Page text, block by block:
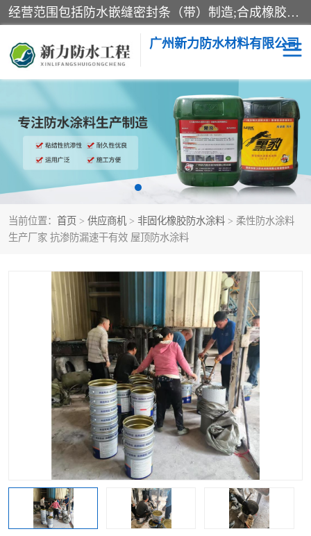
经营范围包括防水嵌缝密封条（带）制造;合成橡胶制造（监控化学品、危险化学品除外）;沥青混合物制造;防水胶粘带制造;其他合成材料制造（监控化学品、危险化学品除外）;涂料制造（监控化学品、危险化学品除外）;建筑结构防水补漏;防水建筑材料制造;粘合剂制造（监控化学品、危险化学品除外）;涂料零售;广州新力防水材料有限公司具有1处分支机构。
广州新力防水材料有限公司
当前位置： 首页 > 供应商机 > 非固化橡胶防水涂料 > 柔性防水涂料
生产厂家 抗渗防漏速干有效 屋顶防水涂料
黑豹防水胶 建筑108胶水
乳化沥青防水涂料 自粘卷材
非固化橡胶防水涂料